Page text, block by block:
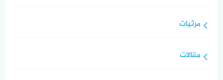
مرثيات
مقالات